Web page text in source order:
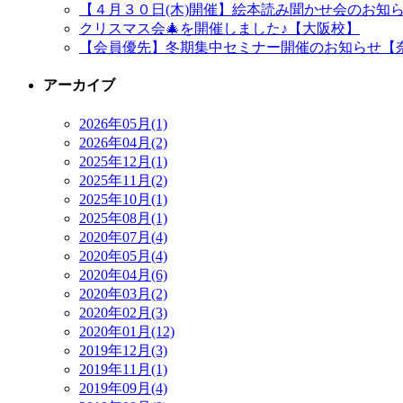
【４月３０日(木)開催】絵本読み聞かせ会のお知
クリスマス会🎄を開催しました♪【大阪校】
【会員優先】冬期集中セミナー開催のお知らせ【
アーカイブ
2026年05月(1)
2026年04月(2)
2025年12月(1)
2025年11月(2)
2025年10月(1)
2025年08月(1)
2020年07月(4)
2020年05月(4)
2020年04月(6)
2020年03月(2)
2020年02月(3)
2020年01月(12)
2019年12月(3)
2019年11月(1)
2019年09月(4)